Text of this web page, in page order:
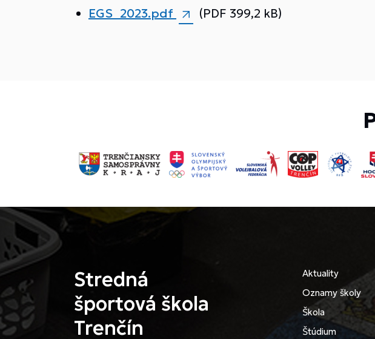
EGS_2023.pdf (PDF 399,2 kB)
Stredná
športová škola
Trenčín
Aktuality
Oznamy školy
Škola
Štúdium